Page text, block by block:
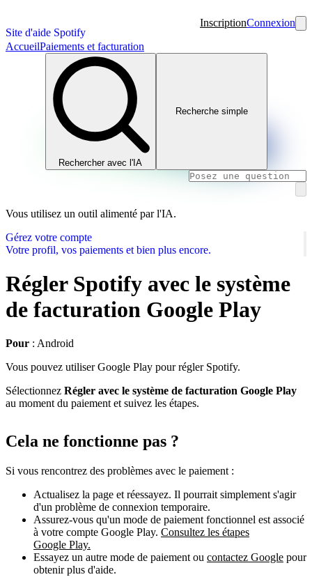
Site d'aide Spotify
InscriptionConnexion
AccueilPaiements et facturation
Rechercher avec l'IA
Recherche simple
Vous utilisez un outil alimenté par l'IA.
Gérez votre compte
Votre profil, vos paiements et bien plus encore.
Régler Spotify avec le système
de facturation Google Play
Pour : Android
Vous pouvez utiliser Google Play pour régler Spotify.
Sélectionnez Régler avec le système de facturation Google Play
au moment du paiement et suivez les étapes.
Cela ne fonctionne pas ?
Si vous rencontrez des problèmes avec le paiement :
Actualisez la page et réessayez. Il pourrait simplement s'agir
d'un problème de connexion temporaire.
Assurez-vous qu'un mode de paiement fonctionnel est associé
à votre compte Google Play. Consultez les étapes
Google Play.
Essayez un autre mode de paiement ou contactez Google pour
obtenir plus d'aide.